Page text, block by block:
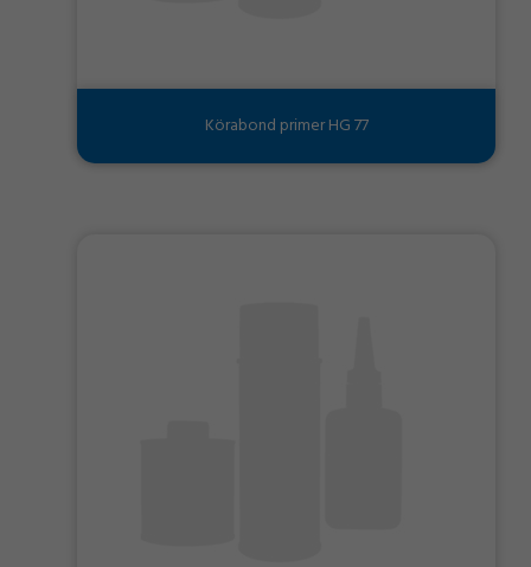
Körabond primer HG 77